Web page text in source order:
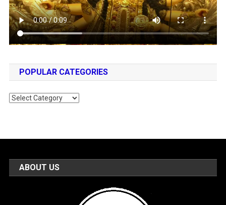
POPULAR CATEGORIES
Popular
ABOUT US